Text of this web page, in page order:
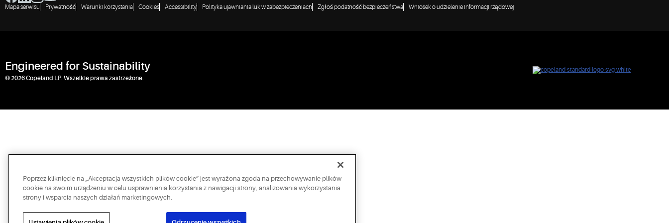
Mapa serwisu Prywatność Warunki korzystania Cookies Accessibility Polityka ujawniania luk w zabezpieczeniach Zgłoś podatność bezpieczeństwa Wniosek o udzielenie informacji rządowej
Engineered for Sustainability
© 2026 Copeland LP. Wszelkie prawa zastrzeżone.
Poprzez kliknięcie na „Akceptacja wszystkich plików cookie” jest wyrażona zgoda na przechowywanie plików
cookie na swoim urządzeniu w celu usprawnienia korzystania z nawigacji strony, analizowania wykorzystania
strony i wsparcia naszych działań marketingowych.